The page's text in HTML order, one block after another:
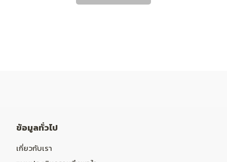
ข้อมูลทั่วไป
เกี่ยวกับเรา